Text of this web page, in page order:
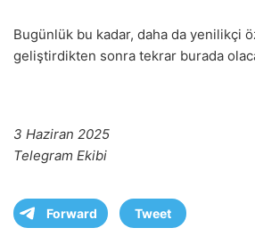
Bugünlük bu kadar, daha da yenilikçi
geliştirdikten sonra tekrar burada
3 Haziran 2025
Telegram Ekibi
Forward Tweet